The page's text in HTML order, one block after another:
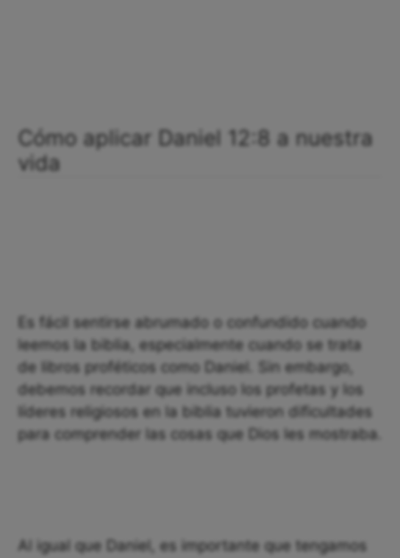
Cómo aplicar Daniel 12:8 a nuestra
vida
Es fácil sentirse abrumado o confundido cuando
leemos la biblia, especialmente cuando se trata
de libros proféticos como Daniel. Sin embargo,
debemos recordar que incluso los profetas y los
líderes religiosos en la biblia tuvieron dificultades
para comprender las cosas que Dios les mostraba.
Al igual que Daniel, es importante que tengamos